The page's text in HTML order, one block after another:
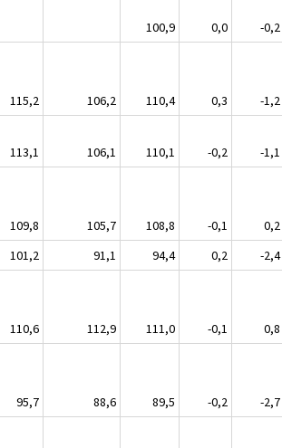
100,9 0,0
-0,2
115,2 106,2 110,4 0,3
-1,2
113,1 106,1 110,1 -0,2
-1,1
109,8 105,7 108,8 -0,1
0,2
101,2 91,1 94,4 0,2
-2,4
110,6 112,9 111,0 -0,1
0,8
95,7 88,6 89,5 -0,2
-2,7